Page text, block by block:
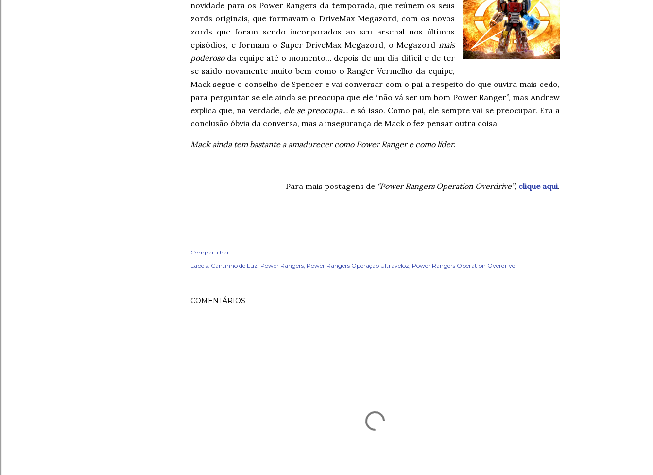
novidade para os Power Rangers da temporada, que reúnem os seus
zords originais, que formavam o DriveMax Megazord, com os novos
zords que foram sendo incorporados ao seu arsenal nos últimos
episódios, e formam o Super DriveMax Megazord, o Megazord mais
poderosoda equipe até o momento… depois de um dia difícil e de ter
se saído novamente muito bem como o Ranger Vermelho da equipe,
Mack segue o conselho de Spencer e vai conversar com o pai a respeito do que ouvira mais cedo,
para perguntar se ele ainda se preocupa que ele “não vá ser um bom Power Ranger”, mas Andrew
explica que, na verdade, ele se preocupa… e só isso. Como pai, ele sempre vai se preocupar. Era a
conclusão óbvia da conversa, mas a insegurança de Mack o fez pensar outra coisa.
Mack ainda tem bastante a amadurecer como Power Ranger e como líder.
Para mais postagens de “Power Rangers Operation Overdrive”, clique aqui.
Compartilhar
Labels: Cantinho de Luz Power Rangers Power Rangers Operação Ultraveloz Power Rangers Operation Overdrive
COMENTÁRIOS